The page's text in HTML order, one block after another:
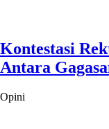
Kontestasi
Antara
Opini